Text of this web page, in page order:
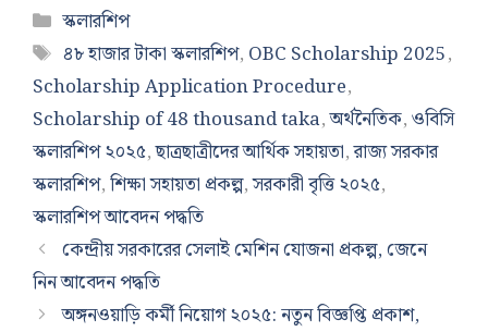
Categories
স্কলারশিপ
Tags
৪৮ হাজার টাকা স্কলারশিপ, OBC Scholarship 2025,
Scholarship Application Procedure,
Scholarship of 48 thousand taka,অর্থনৈতিক,ওবিসি
স্কলারশিপ ২০২৫,ছাত্রছাত্রীদের আর্থিক সহায়তা,রাজ্য সরকার
স্কলারশিপ,শিক্ষা সহায়তা প্রকল্প,সরকারী বৃত্তি ২০২৫,
স্কলারশিপ আবেদন পদ্ধতি
কেন্দ্রীয় সরকারের সেলাই মেশিন যোজনা প্রকল্প, জেনে
নিন আবেদন পদ্ধতি
অঙ্গনওয়াড়ি কর্মী নিয়োগ ২০২৫: নতুন বিজ্ঞপ্তি প্রকাশ,